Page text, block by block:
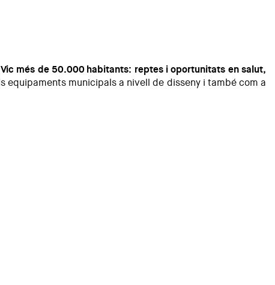
més de 50.000 habitants: reptes i oportunitats en salut,
municipals a nivell de disseny i també com a